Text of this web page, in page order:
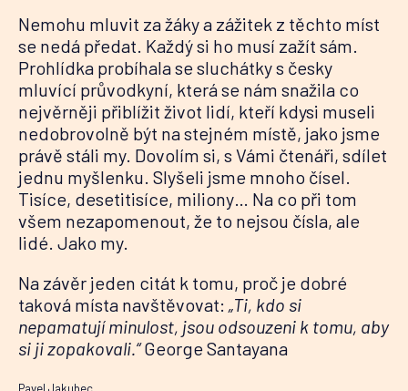
Nemohu mluvit za žáky a zážitek z těchto míst
se nedá předat. Každý si ho musí zažít sám.
Prohlídka probíhala se sluchátky s česky
mluvící průvodkyní, která se nám snažila co
nejvěrněji přiblížit život lidí, kteří kdysi museli
nedobrovolně být na stejném místě, jako jsme
právě stáli my. Dovolím si, s Vámi čtenáři, sdílet
jednu myšlenku. Slyšeli jsme mnoho čísel.
Tisíce, desetitisíce, miliony… Na co při tom
všem nezapomenout, že to nejsou čísla, ale
lidé. Jako my.
Na závěr jeden citát k tomu, proč je dobré
taková místa navštěvovat: „Ti, kdo si
nepamatují minulost, jsou odsouzeni k tomu, aby
si ji zopakovali.“George Santayana
Pavel Jakubec